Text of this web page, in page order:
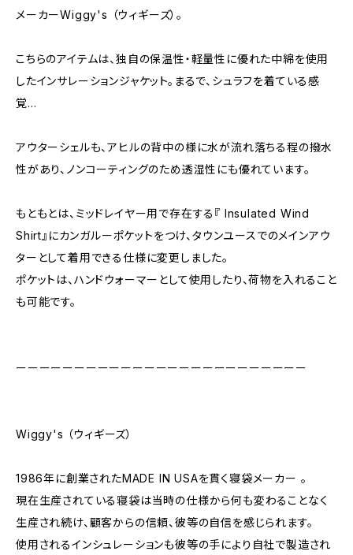
メーカーWiggy's （ウィギーズ）。
こちらのアイテムは、独自の保温性・軽量性に優れた中綿を使用
したインサレーションジャケット。まるで、シュラフを着ている感
覚…
アウターシェルも、アヒルの背中の様に水が流れ落ちる程の撥水
性があり、ノンコーティングのため透湿性にも優れています。
もともとは、ミッドレイヤー用で存在する『 Insulated Wind
Shirt』にカンガルーポケットをつけ、タウンユースでのメインアウ
ターとして着用できる仕様に変更しました。
ポケットは、ハンドウォーマーとして使用したり、荷物を入れること
も可能です。
ーーーーーーーーーーーーーーーーーーーーーーーーー
Wiggy's （ウィギーズ）
1986年に創業されたMADE IN USAを貫く寝袋メーカー 。
現在生産されている寝袋は当時の仕様から何も変わることなく
生産され続け、顧客からの信頼、彼等の自信を感じられます。
使用されるインシュレーションも彼等の手により自社で製造され